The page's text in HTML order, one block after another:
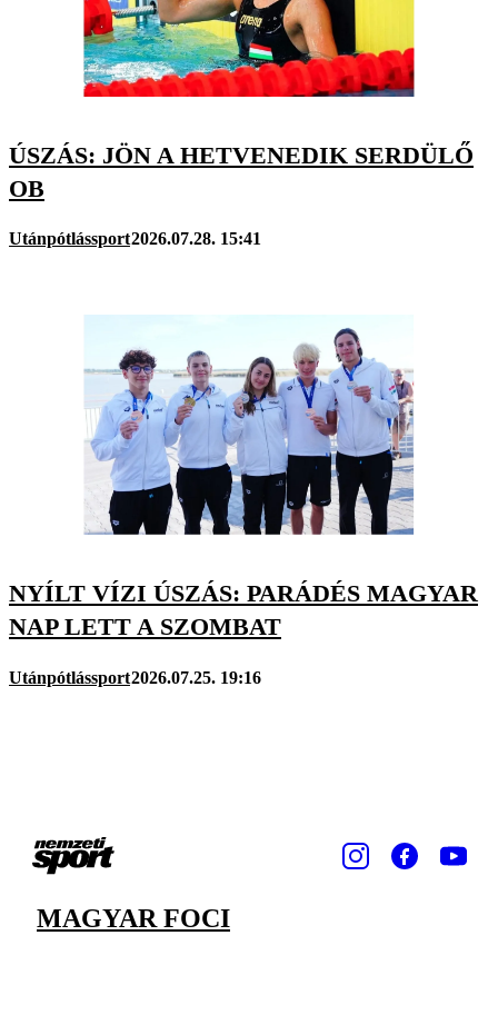
ÚSZÁS: JÖN A HETVENEDIK SERDÜLŐ
OB
Utánpótlássport2026.07.28. 15:41
NYÍLT VÍZI ÚSZÁS: PARÁDÉS MAGYAR
NAP LETT A SZOMBAT
Utánpótlássport2026.07.25. 19:16
MAGYAR FOCI